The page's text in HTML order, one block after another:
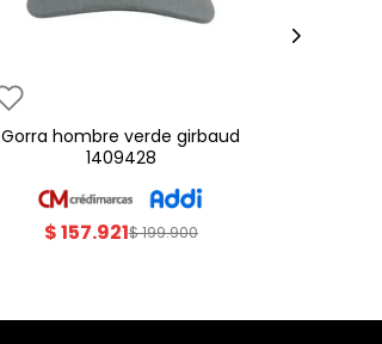
gorra hombre verde girbaud
1409428
$157.921$199.900